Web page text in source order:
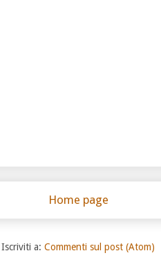
Home page
Iscriviti a: Commenti sul post (Atom)